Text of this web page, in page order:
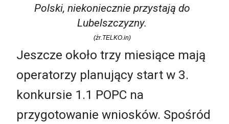
Polski, niekoniecznie przystają do
Lubelszczyzny.
(źr.TELKO.in)
Jeszcze około trzy miesiące mają
operatorzy planujący start w 3.
konkursie 1.1 POPC na
przygotowanie wniosków. Spośród